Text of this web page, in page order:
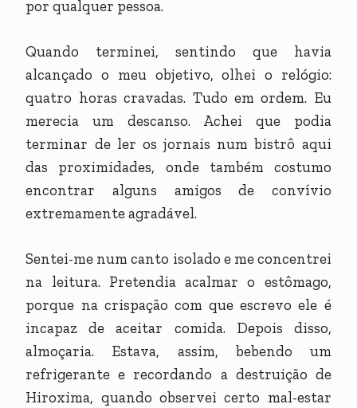
por qualquer pessoa.
Quando terminei, sentindo que havia
alcançado o meu objetivo, olhei o relógio:
quatro horas cravadas. Tudo em ordem. Eu
merecia um descanso. Achei que podia
terminar de ler os jornais num bistrô aqui
das proximidades, onde também costumo
encontrar alguns amigos de convívio
extremamente agradável.
Sentei-me num canto isolado e me concentrei
na leitura. Pretendia acalmar o estômago,
porque na crispação com que escrevo ele é
incapaz de aceitar comida. Depois disso,
almoçaria. Estava, assim, bebendo um
refrigerante e recordando a destruição de
Hiroxima, quando observei certo mal-estar